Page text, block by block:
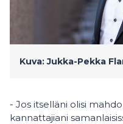
Kuva: Jukka-Pekka
- Jos itselläni olisi
kannattajiani